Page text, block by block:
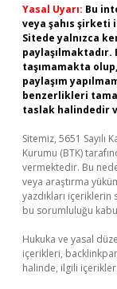
Yasal Uyarı: Bu
veya şahıs şirketi
Sitede yalnızca
taşımamakta
paylaşım
benzerlikleri
taslak halindedir
Sitemiz, 5651
Kurumu (BTK)
vermektedir. Bu
veya araştırma
yazdıkları
bu sorumluluğu
Hukuka ve yasal
içerikleri,
halinde, ilgili